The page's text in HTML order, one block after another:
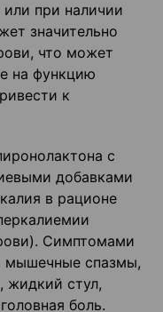
при наличии
значительно
что может
на функцию
к
с
добавками
в рационе
Симптомами
мышечные спазмы,
жидкий стул,
боль.